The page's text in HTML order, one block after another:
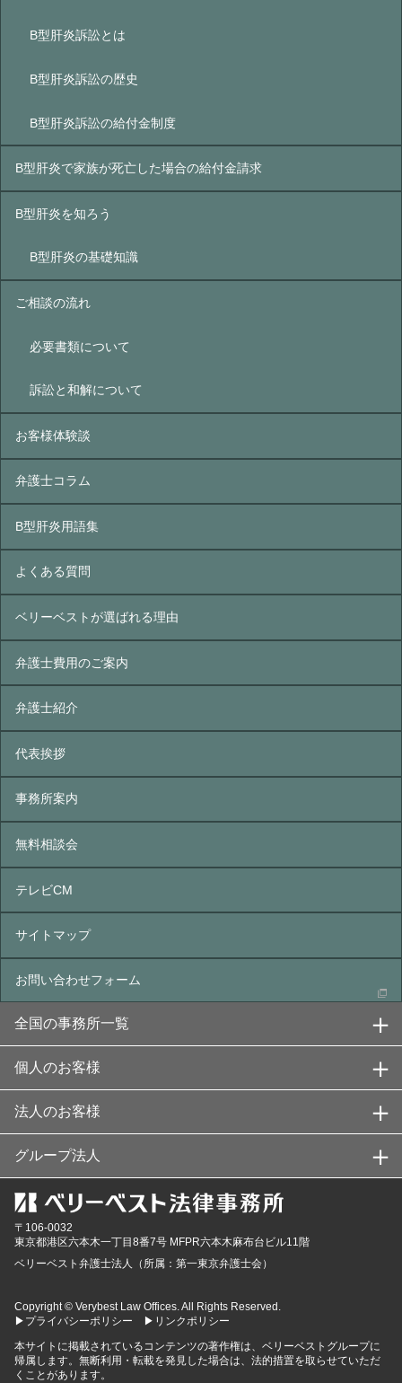
B型肝炎訴訟とは
B型肝炎訴訟の歴史
B型肝炎訴訟の給付金制度
B型肝炎で家族が死亡した場合の給付金請求
B型肝炎を知ろう
B型肝炎の基礎知識
ご相談の流れ
必要書類について
訴訟と和解について
お客様体験談
弁護士コラム
B型肝炎⽤語集
よくある質問
ベリーベストが選ばれる理由
弁護士費用のご案内
弁護士紹介
代表挨拶
事務所案内
無料相談会
テレビCM
サイトマップ
お問い合わせフォーム
全国の事務所一覧
個人のお客様
法人のお客様
グループ法人
〒106-0032
東京都港区六本木一丁目8番7号 MFPR六本木麻布台ビル11階
ベリーベスト弁護士法人（所属：第一東京弁護士会）
Copyright © Verybest Law Offices. All Rights Reserved.
▶プライバシーポリシー
▶リンクポリシー
本サイトに掲載されているコンテンツの著作権は、ベリーベストグループに
帰属します。無断利用・転載を発見した場合は、法的措置を取らせていただ
くことがあります。